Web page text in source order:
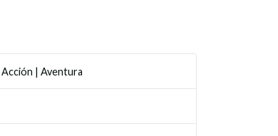
Acción | Aventura